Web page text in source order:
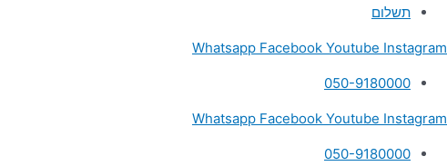
תשלום
Whatsapp Facebook Youtube Instagram
050-9180000
Whatsapp Facebook Youtube Instagram
050-9180000